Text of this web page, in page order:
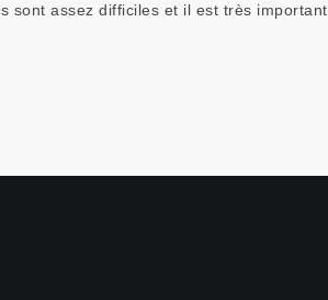
sont assez difficiles et il est très important